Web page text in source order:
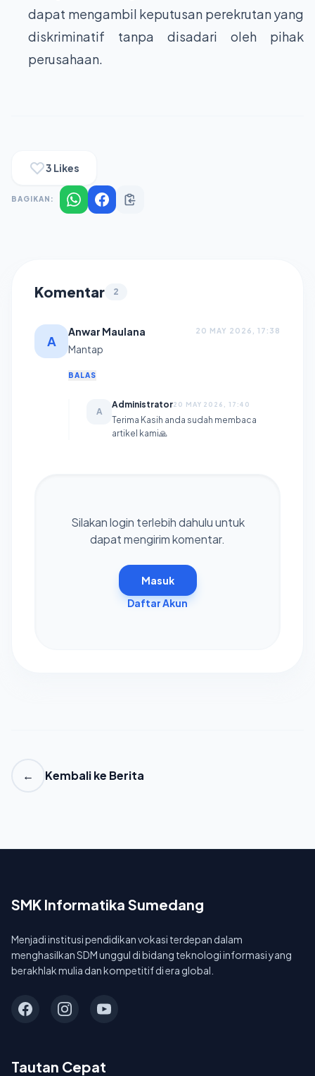
dapat mengambil keputusan perekrutan yang
diskriminatif tanpa disadari oleh pihak
perusahaan.
3 Likes
BAGIKAN:
Komentar 2
A
Anwar Maulana 20 MAY 2026, 17:38
Mantap
BALAS
A
Administrator20 MAY 2026, 17:40
Terima Kasih anda sudah membaca
artikel kami🙏
Silakan login terlebih dahulu untuk
dapat mengirim komentar.
Masuk
Daftar Akun
← Kembali ke Berita
SMK Informatika Sumedang
Menjadi institusi pendidikan vokasi terdepan dalam
menghasilkan SDM unggul di bidang teknologi informasi yang
berakhlak mulia dan kompetitif di era global.
Tautan Cepat